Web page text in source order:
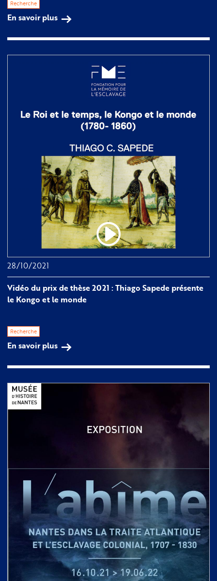
Recherche
En savoir plus sur
avec
Paulin
:
"Les
mondes
l'esclavage"
Vidéo du prix de thèse 2021 : Thiago Sapede présente
le Kongo et le monde
Recherche
28/10/2021
En savoir plus sur
du
prix
et
le
monde